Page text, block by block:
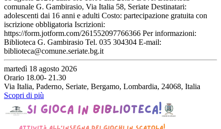
comunale G. Gambirasio, Via Italia 58, Seriate Destinatari:
adolescenti dai 16 anni e adulti Costo: partecipazione gratuita con
iscrizione obbligatoria Iscrizioni:
https://form.jotform.com/261552097766366 Per informazioni:
Biblioteca G. Gambirasio Tel. 035 304304 E-mail:
biblioteca@comune.seriate.bg.it
martedì 18 agosto 2026
Orario 18.00- 21.30
Via Italia, Paderno, Seriate, Bergamo, Lombardia, 24068, Italia
Scopri di più